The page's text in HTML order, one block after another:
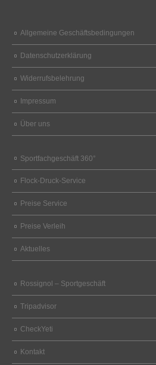
Allgemeine Geschäftsbedingungen
Datenschutzerklärung
Widerrufsbelehrung
Impressum
Über uns
Sportfachgeschäft 360°
Flock-Druck-Service
Preise Service
Preise Verleih
Aktuelles
Rossignol – Sportgeschäft
Tripadvisor
CheckYeti
Kontakt